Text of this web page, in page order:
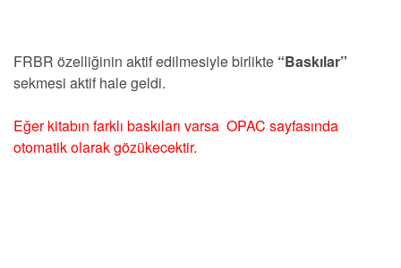
FRBR özelliğinin aktif edilmesiyle birlikte “Baskılar”
sekmesi aktif hale geldi.
Eğer kitabın farklı baskıları varsa OPAC sayfasında
otomatik olarak gözükecektir.